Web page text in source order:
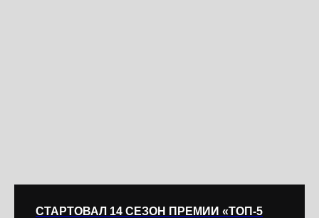
СТАРТОВАЛ 14 СЕЗОН ПРЕМИИ «ТОП-5